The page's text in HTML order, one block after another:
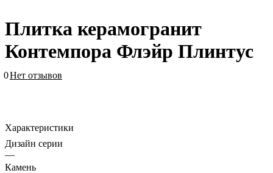
Плитка керамогранит
Контемпора Флэйр Плинтус
0Нет отзывов
Характеристики
Дизайн серии
—
Камень